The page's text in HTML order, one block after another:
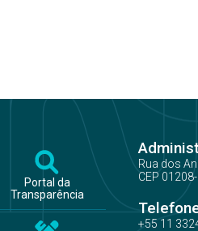
Portal da
Transparência
Rua dos
CEP
+55 11